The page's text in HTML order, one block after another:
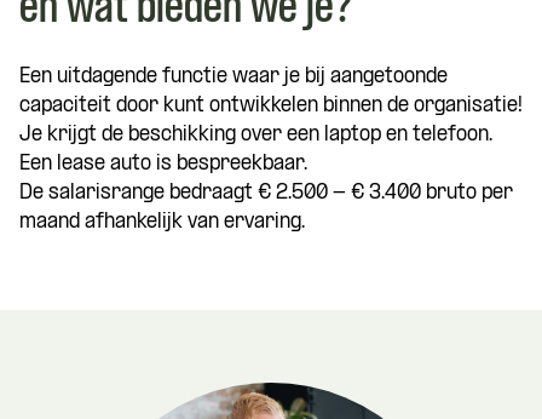
en wat bieden we je?
Een uitdagende functie waar je bij aangetoonde
capaciteit door kunt ontwikkelen binnen de organisatie!
Je krijgt de beschikking over een laptop en telefoon.
Een lease auto is bespreekbaar.
De salarisrange bedraagt € 2.500 - € 3.400 bruto per
maand afhankelijk van ervaring.